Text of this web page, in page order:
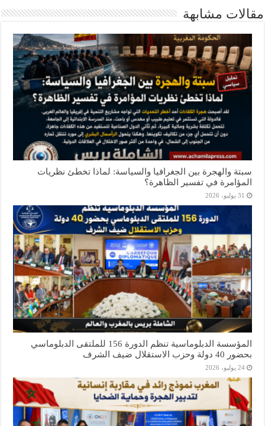
مقالات مشابهة
سبتة والهجرة بين الجغرافيا والسياسة: لماذا تخطئ نظريات
المؤامرة في تفسير الظاهرة؟
31 يوليو، 2026
المؤسسة الدبلوماسية تنظم الدورة 156 للملتقى الدبلوماسي
بحضور 40 دولة وحزب الاستقلال ضيف الشرف
24 يوليو، 2026